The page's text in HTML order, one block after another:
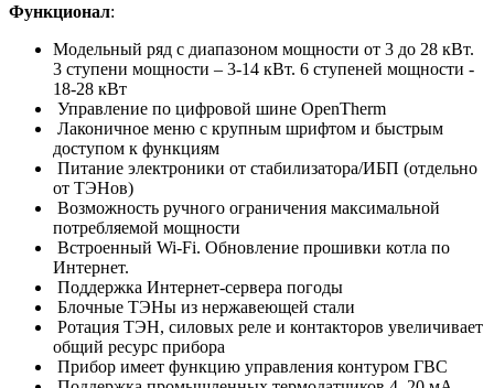
Функционал:
Модельный ряд с диапазоном мощности от 3 до 28 кВт.
3 ступени мощности – 3-14 кВт. 6 ступеней мощности -
18-28 кВт
Управление по цифровой шине OpenTherm
Лаконичное меню с крупным шрифтом и быстрым
доступом к функциям
Питание электроники от стабилизатора/ИБП (отдельно
от ТЭНов)
Возможность ручного ограничения максимальной
потребляемой мощности
Встроенный Wi-Fi. Обновление прошивки котла по
Интернет.
Поддержка Интернет-сервера погоды
Блочные ТЭНы из нержавеющей стали
Ротация ТЭН, силовых реле и контакторов увеличивает
общий ресурс прибора
Прибор имеет функцию управления контуром ГВС